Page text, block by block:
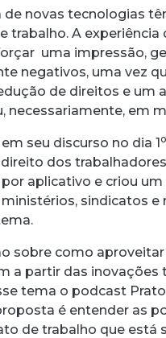
de novas tecnologias
trabalho. A
uma impressão,
negativos, uma vez
de direitos e um
necessariamente, em
seu discurso no dia 1o
dos
aplicativo e criou
sindicatos
sobre como
a partir das inovações
tema o podcast
é entender as
de trabalho que está
nonono